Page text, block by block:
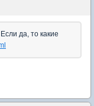
да, то какие